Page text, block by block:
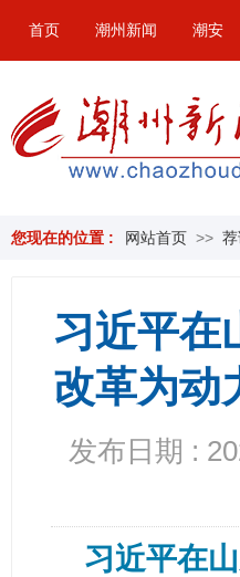
首页 潮州新闻 潮安
您现在的位置 : 网站首页 >>
习近平在
改革为动
发布日期 :
习近平在